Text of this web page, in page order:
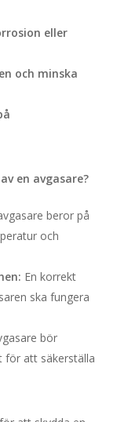
eller
och minska
en avgasare?
beror på
och
En korrekt
ska fungera
bör
för att säkerställa